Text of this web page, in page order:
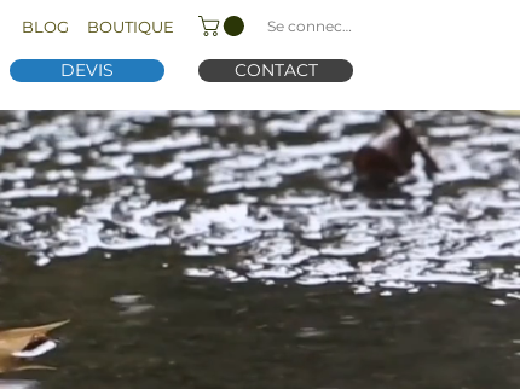
BLOG BOUTIQUE
DEVIS
Se connecter
CONTACT